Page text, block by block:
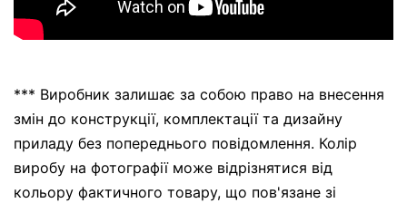
*** Виробник залишає за собою право на внесення
змін до конструкції, комплектації та дизайну
приладу без попереднього повідомлення. Колір
виробу на фотографії може відрізнятися від
кольору фактичного товару, що пов'язане зі